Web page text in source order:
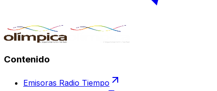
Contenido
Emisoras Radio Tiempo